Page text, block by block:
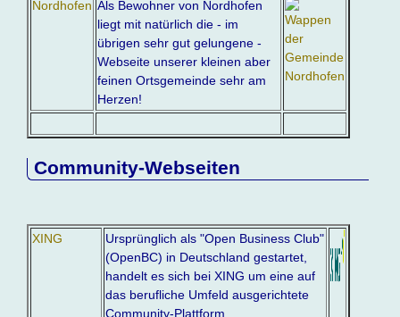
Nordhofen Als Bewohner von Nordhofen
liegt mit natürlich die - im
übrigen sehr gut gelungene -
Webseite unserer kleinen aber
feinen Ortsgemeinde sehr am
Herzen!
Community-Webseiten
XING
Ursprünglich als "Open Business Club"
(OpenBC) in Deutschland gestartet,
handelt es sich bei XING um eine auf
das berufliche Umfeld ausgerichtete
Community-Plattform.